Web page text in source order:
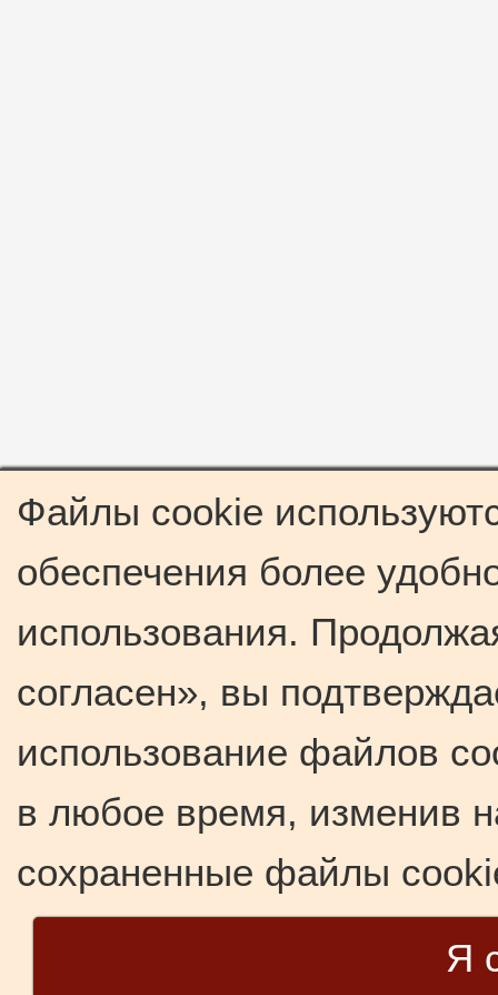
Файлы cookie
обеспечения более
использования.
согласен», вы
использование файлов
в любое время, изменив
сохраненные файлы
Я